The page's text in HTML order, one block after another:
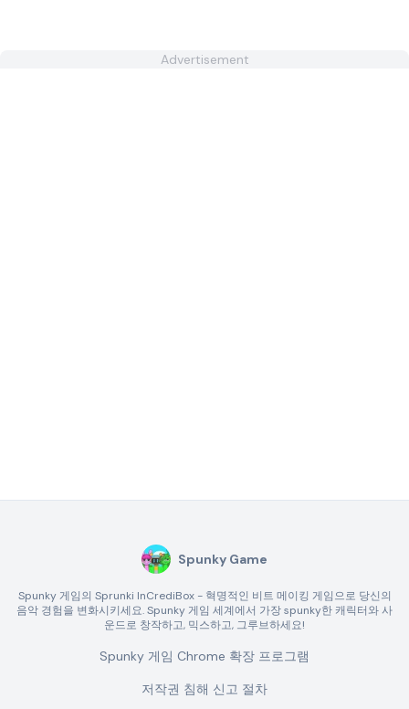
Advertisement
Spunky Game
Spunky 게임의 Sprunki InCrediBox - 혁명적인 비트 메이킹 게임으로 당신의
음악 경험을 변화시키세요. Spunky 게임 세계에서 가장 spunky한 캐릭터와 사
운드로 창작하고, 믹스하고, 그루브하세요!
Spunky 게임 Chrome 확장 프로그램
저작권 침해 신고 절차